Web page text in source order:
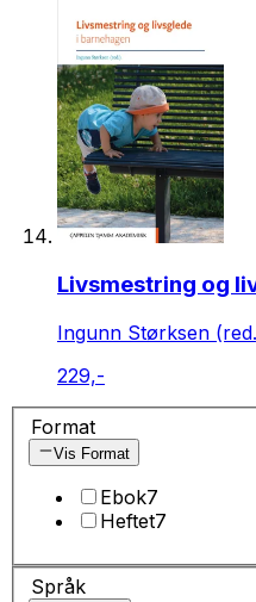
Livsmestring og
Ingunn Størksen
229,-
Format
Vis Format
Ebok7
Heftet7
Språk